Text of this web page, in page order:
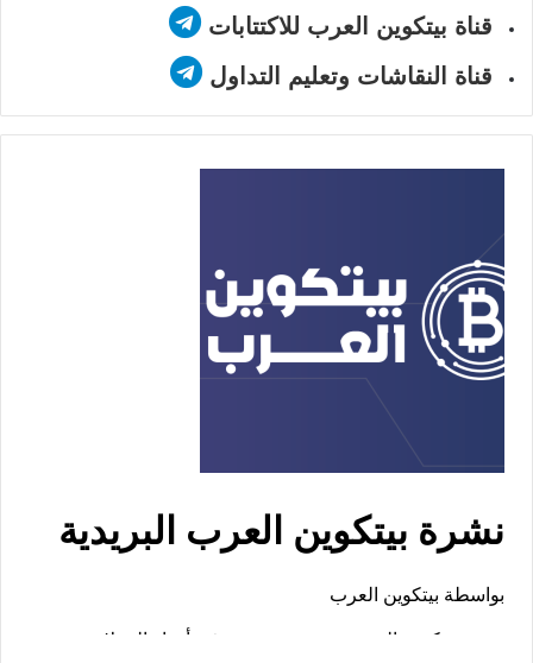
قناة بيتكوين العرب للاكتتابات
قناة النقاشات وتعليم التداول